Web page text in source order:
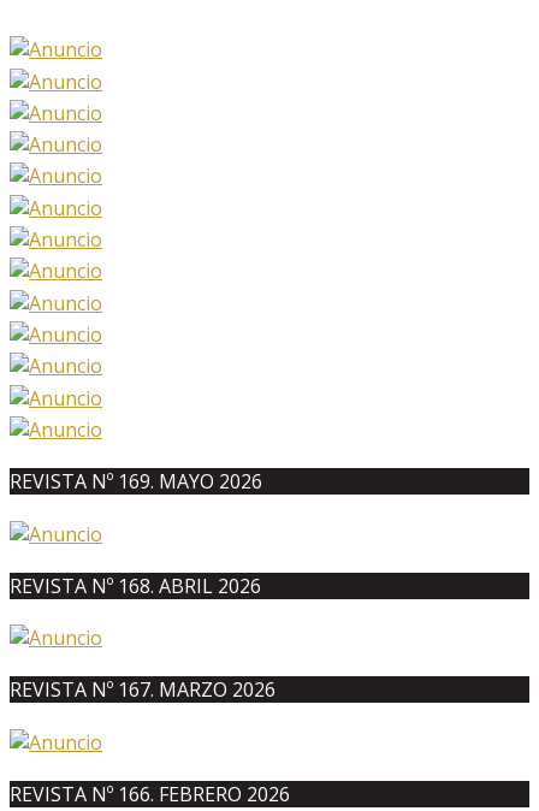
REVISTA Nº 169. MAYO 2026
REVISTA Nº 168. ABRIL 2026
REVISTA Nº 167. MARZO 2026
REVISTA Nº 166. FEBRERO 2026